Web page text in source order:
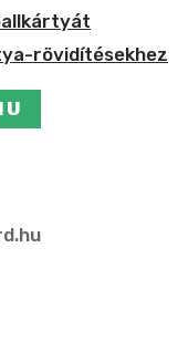
rövidítésekhez